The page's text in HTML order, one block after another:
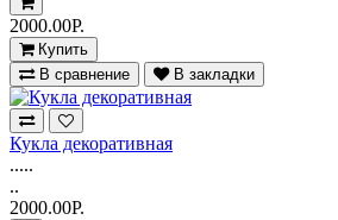
2000.00Р.
Купить
В сравнение
В закладки
Кукла декоративная
.....
..
2000.00Р.